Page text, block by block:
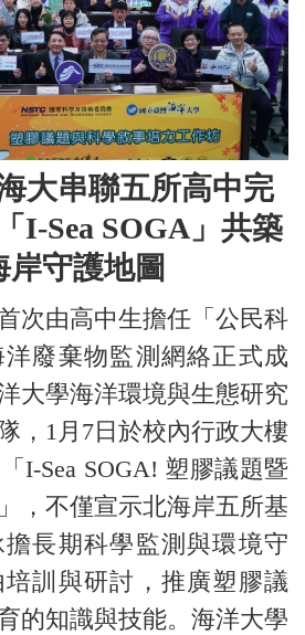
大串聯五所高中完
I-Sea SOGA」共築
岸守護地圖
次由高中生擔任「公民科
廢棄物監測網絡正式成
大學海洋環境與生態研究
，1月7日於校內行政大樓
I-Sea SOGA! 塑膠議題暨
，不僅宣示北海岸五所基
長期科學監測與環境守
訓與研討，推廣塑膠議
的知識與技能。海洋大學